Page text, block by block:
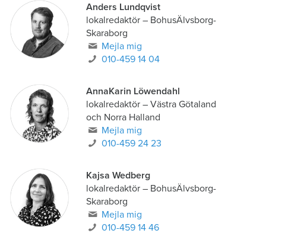
Anders Lundqvist
lokalredaktör– BohusÄlvsborg-
Skaraborg
Mejla mig
010-459 14 04
AnnaKarin Löwendahl
lokalredaktör– Västra Götaland
och Norra Halland
Mejla mig
010-459 24 23
Kajsa Wedberg
lokalredaktör– BohusÄlvsborg-
Skaraborg
Mejla mig
010-459 14 46